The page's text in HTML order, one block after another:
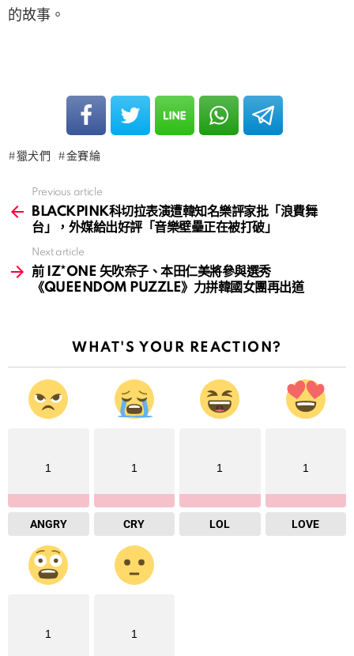
的故事。
獵犬們 金賽綸
more
Previous article
BLACKPINK科切拉表演遭韓知名樂評家批「浪費舞
台」，外媒給出好評「音樂壁壘正在被打破」
Next article
前 IZ*ONE 矢吹奈子、本田仁美將參與選秀
《QUEENDOM PUZZLE》力拼韓國女團再出道
WHAT'S YOUR REACTION?
1
ANGRY
1
CRY
1
LOL
1
LOVE
1 1